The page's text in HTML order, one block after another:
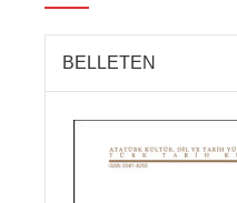
BELLETEN